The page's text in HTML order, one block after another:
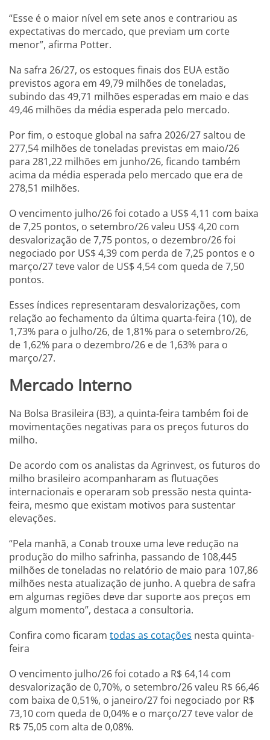
“Esse é o maior nível em sete anos e contrariou as
expectativas do mercado, que previam um corte
menor”, afirma Potter.
Na safra 26/27, os estoques finais dos EUA estão
previstos agora em 49,79 milhões de toneladas,
subindo das 49,71 milhões esperadas em maio e das
49,46 milhões da média esperada pelo mercado.
Por fim, o estoque global na safra 2026/27 saltou de
277,54 milhões de toneladas previstas em maio/26
para 281,22 milhões em junho/26, ficando também
acima da média esperada pelo mercado que era de
278,51 milhões.
O vencimento julho/26 foi cotado a US$ 4,11 com baixa
de 7,25 pontos, o setembro/26 valeu US$ 4,20 com
desvalorização de 7,75 pontos, o dezembro/26 foi
negociado por US$ 4,39 com perda de 7,25 pontos e o
março/27 teve valor de US$ 4,54 com queda de 7,50
pontos.
Esses índices representaram desvalorizações, com
relação ao fechamento da última quarta-feira (10), de
1,73% para o julho/26, de 1,81% para o setembro/26,
de 1,62% para o dezembro/26 e de 1,63% para o
março/27.
Mercado Interno
Na Bolsa Brasileira (B3), a quinta-feira também foi de
movimentações negativas para os preços futuros do
milho.
De acordo com os analistas da Agrinvest, os futuros do
milho brasileiro acompanharam as flutuações
internacionais e operaram sob pressão nesta quinta-
feira, mesmo que existam motivos para sustentar
elevações.
“Pela manhã, a Conab trouxe uma leve redução na
produção do milho safrinha, passando de 108,445
milhões de toneladas no relatório de maio para 107,86
milhões nesta atualização de junho. A quebra de safra
em algumas regiões deve dar suporte aos preços em
algum momento”, destaca a consultoria.
Confira como ficaram todas as cotações nesta quinta-
feira
O vencimento julho/26 foi cotado a R$ 64,14 com
desvalorização de 0,70%, o setembro/26 valeu R$ 66,46
com baixa de 0,51%, o janeiro/27 foi negociado por R$
73,10 com queda de 0,04% e o março/27 teve valor de
R$ 75,05 com alta de 0,08%.